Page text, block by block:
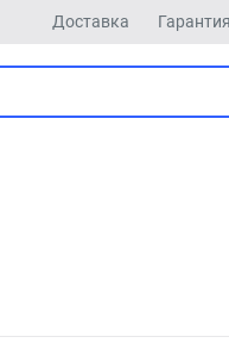
Доставка Гарантия